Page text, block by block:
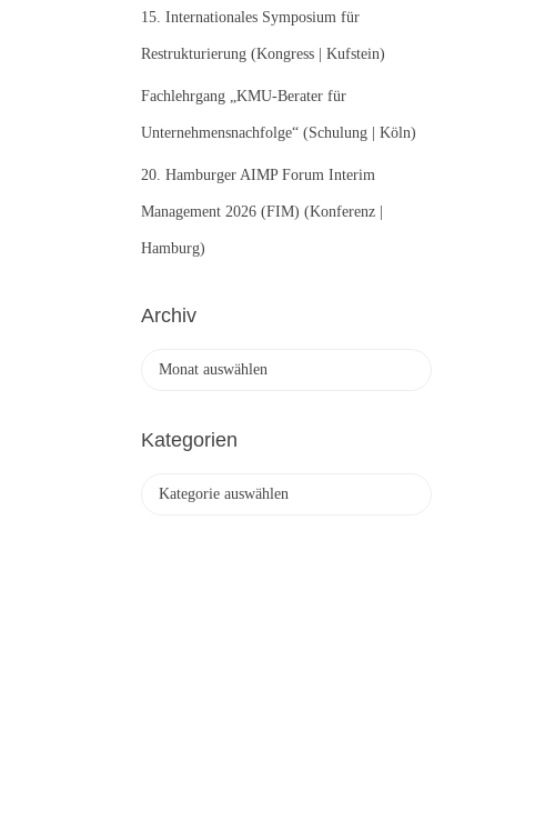
15. Internationales Symposium für
Restrukturierung (Kongress | Kufstein)
Fachlehrgang „KMU-Berater für
Unternehmensnachfolge“ (Schulung | Köln)
20. Hamburger AIMP Forum Interim
Management 2026 (FIM) (Konferenz |
Hamburg)
Archiv
h
Kategorien